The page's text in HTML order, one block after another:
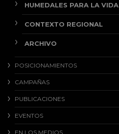
HUMEDALES PARA LA VIDA
CONTEXTO REGIONAL
ARCHIVO
POSICIONAMIENTOS
CAMPAÑAS
PUBLICACIONES
EVENTOS
EN LOS MEDIOS